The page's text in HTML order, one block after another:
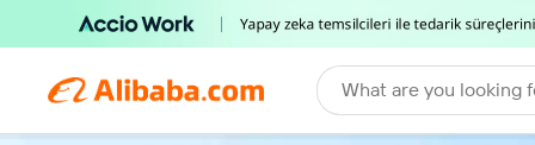
What are you looking